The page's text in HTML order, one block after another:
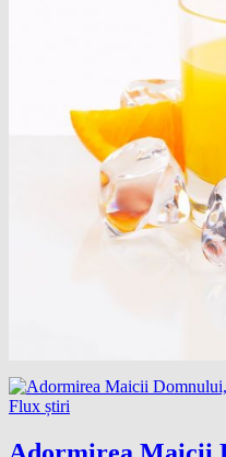
Flux știri